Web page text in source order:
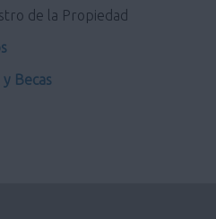
de la Propiedad
Becas